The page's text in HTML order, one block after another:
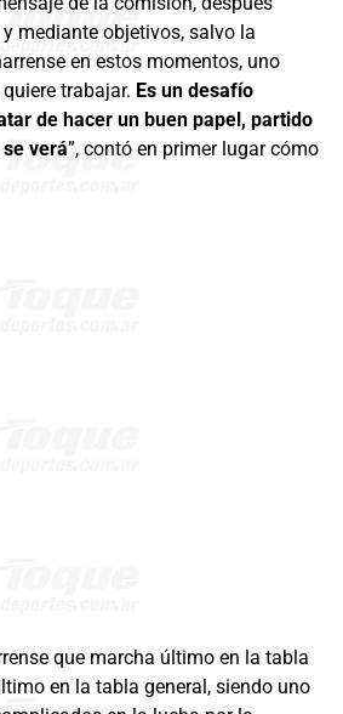
mediante objetivos, salvo la
en estos momentos, uno
trabajar. Es un desafío
de hacer un buen papel, partido
verá”, contó en primer lugar cómo
que marcha último en la tabla
en la tabla general, siendo uno